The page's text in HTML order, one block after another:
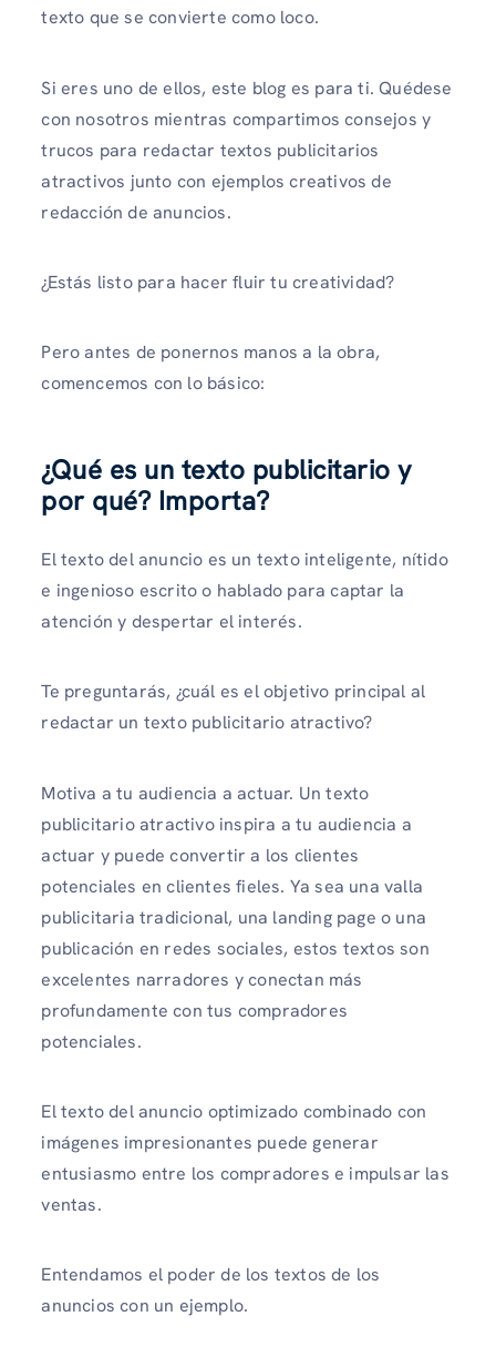
texto que se convierte como loco.
Si eres uno de ellos, este blog es para ti. Quédese
con nosotros mientras compartimos consejos y
trucos para redactar textos publicitarios
atractivos junto con ejemplos creativos de
redacción de anuncios.
¿Estás listo para hacer fluir tu creatividad?
Pero antes de ponernos manos a la obra,
comencemos con lo básico:
¿Qué es un texto publicitario y
por qué? Importa?
El texto del anuncio es un texto inteligente, nítido
e ingenioso escrito o hablado para captar la
atención y despertar el interés.
Te preguntarás, ¿cuál es el objetivo principal al
redactar un texto publicitario atractivo?
Motiva a tu audiencia a actuar. Un texto
publicitario atractivo inspira a tu audiencia a
actuar y puede convertir a los clientes
potenciales en clientes fieles. Ya sea una valla
publicitaria tradicional, una landing page o una
publicación en redes sociales, estos textos son
excelentes narradores y conectan más
profundamente con tus compradores
potenciales.
El texto del anuncio optimizado combinado con
imágenes impresionantes puede generar
entusiasmo entre los compradores e impulsar las
ventas.
Entendamos el poder de los textos de los
anuncios con un ejemplo.